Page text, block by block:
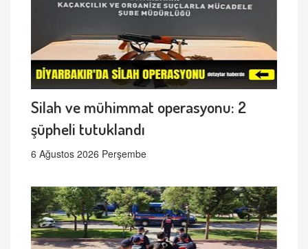
Silah ve mühimmat operasyonu: 2
şüpheli tutuklandı
6 Ağustos 2026 Perşembe